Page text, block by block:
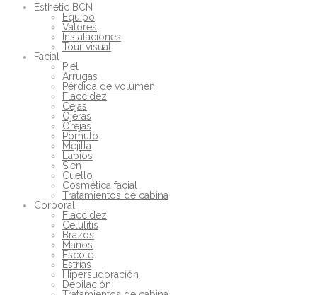
Esthetic BCN
Equipo
Valores
Instalaciones
Tour visual
Facial
Piel
Arrugas
Pérdida de volumen
Flaccidez
Cejas
Ojeras
Orejas
Pómulo
Mejilla
Labios
Sien
Cuello
Cosmética facial
Tratamientos de cabina
Corporal
Flaccidez
Celulitis
Brazos
Manos
Escote
Estrías
Hipersudoración
Depilación